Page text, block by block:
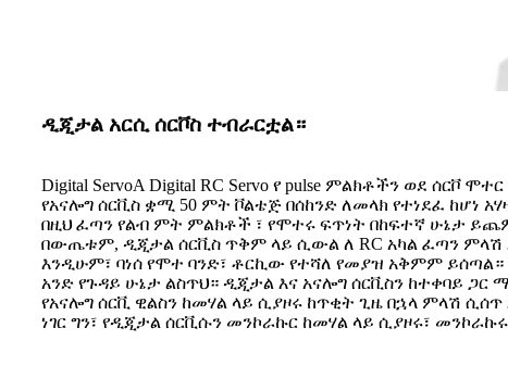
ዲጂታል አርሲ ሰርቮስ ተብራርቷል።
Digital ServoA Digital RC Servo የ pulse ምልክቶችን ወደ ሰርቮ
የአናሎግ ሰርቪስ ቋሚ 50 ምት ቮልቴጅ በሰከንድ ለመላክ የተነደፈ ከሆነ
በዚህ ፈጣን የልብ ምት ምልክቶች ፣ የሞተሩ ፍጥነት በከፍተኛ ሁኔታ
በውጤቱም, ዲጂታል ሰርቪስ ጥቅም ላይ ሲውል ለ RC አካል ፈጣን ምላሽ
እንዲሁም፣ ባነሰ የሞተ ባንድ፣ ቶርኪው የተሻለ የመያዝ አቅምም
አንድ የጉዳይ ሁኔታ ልስጥህ። ዲጂታል እና አናሎግ ሰርቪስን ከተቀባይ ጋር
የአናሎግ ሰርቪ ዊልስን ከመሃል ላይ ሲያዞሩ ከጥቂት ጊዜ በኋላ ምላሽ
ነገር ግን፣ የዲጂታል ሰርቪሱን መንኮራኩር ከመሃል ላይ ሲያዞሩ፣